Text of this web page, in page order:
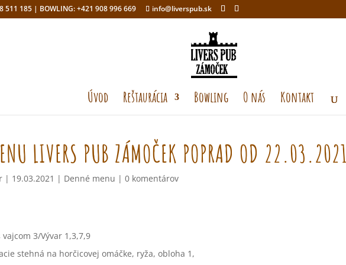
511 185 | BOWLING: +421 908 996 669 info@liverspub.sk
Úvod Reštaurácia Bowling O nás Kontakt
LIVERS PUB ZÁMOČEK POPRAD OD
| 19.03.2021 | Denné menu | 0 komentárov
vajcom 3/Vývar 1,3,7,9
stehná na horčicovej omáčke, ryža, obloha 1,